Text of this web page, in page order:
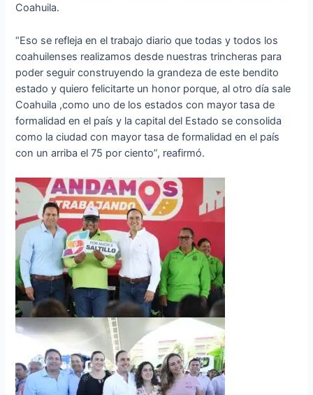
Coahuila.
“Eso se refleja en el trabajo diario que todas y todos los
coahuilenses realizamos desde nuestras trincheras para
poder seguir construyendo la grandeza de este bendito
estado y quiero felicitarte un honor porque, al otro día sale
Coahuila ,como uno de los estados con mayor tasa de
formalidad en el país y la capital del Estado se consolida
como la ciudad con mayor tasa de formalidad en el país
con un arriba el 75 por ciento”, reafirmó.